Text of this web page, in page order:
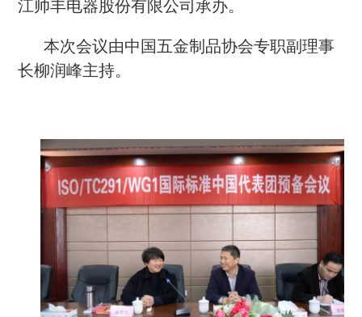
江帅丰电器股份有限公司承办。
本次会议由中国五金制品协会专职副理事
长柳润峰主持。